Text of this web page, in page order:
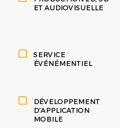
ET AUDIOVISUELLE
SERVICE
ÉVÉNÉMENTIEL
DÉVELOPPEMENT
D'APPLICATION
MOBILE